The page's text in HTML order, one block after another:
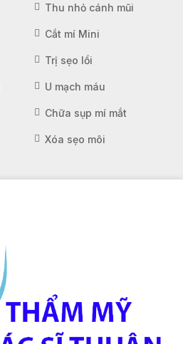
Thu nhỏ cánh mũi
Cắt mí Mini
Trị sẹo lồi
U mạch máu
Chữa sụp mí mắt
Xóa sẹo môi